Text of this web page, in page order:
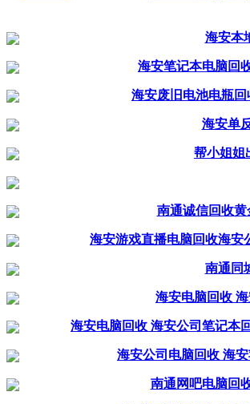
海安本
海安笔记本电脑回
海安废旧电池电瓶
海安单
帮小姐姐
南通诚信回收
海安游戏直播电脑回收海安
南通同
海安电脑回收
海安电脑回收 海安公司笔记本
海安公司电脑回收 海
南通网吧电脑回